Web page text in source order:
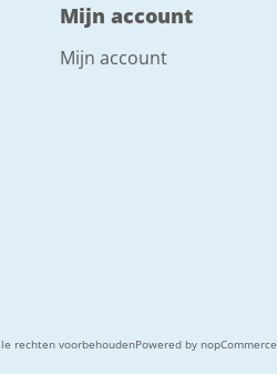
Mijn account
Mijn account
rechten voorbehoudenPowered by nopCommerce